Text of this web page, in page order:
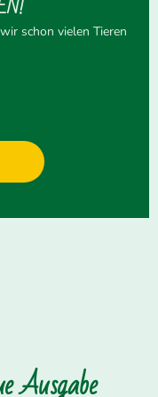
schon vielen Tieren
Ausgabe